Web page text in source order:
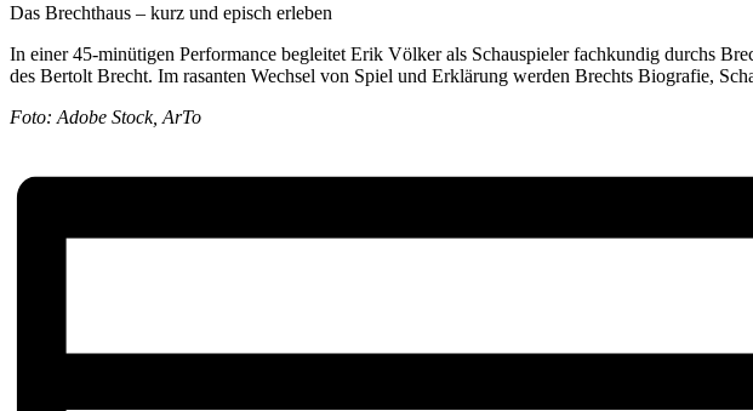
Das Brechthaus – kurz und episch erleben
In einer 45-minütigen Performance begleitet Erik Völker als Schauspieler fachkundig durchs
des Bertolt Brecht. Im rasanten Wechsel von Spiel und Erklärung werden Brechts Biografie,
Foto: Adobe Stock, ArTo